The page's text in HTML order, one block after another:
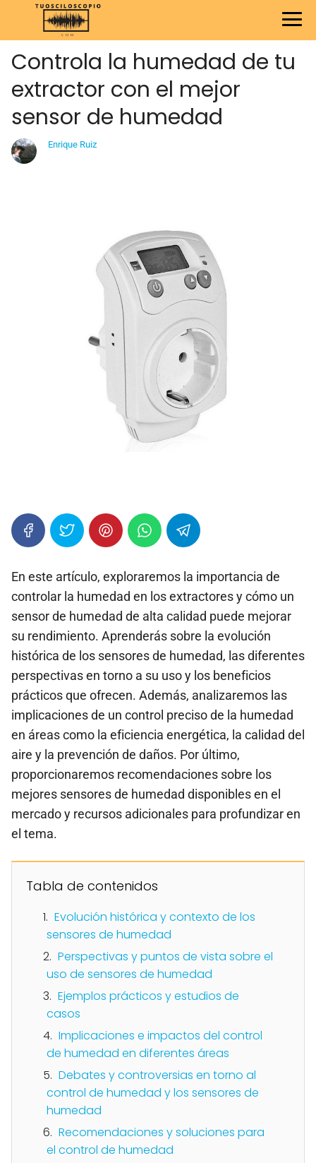
Controla la humedad de tu
extractor con el mejor
sensor de humedad
Enrique Ruiz
En este artículo, exploraremos la importancia de
controlar la humedad en los extractores y cómo un
sensor de humedad de alta calidad puede mejorar
su rendimiento. Aprenderás sobre la evolución
histórica de los sensores de humedad, las diferentes
perspectivas en torno a su uso y los beneficios
prácticos que ofrecen. Además, analizaremos las
implicaciones de un control preciso de la humedad
en áreas como la eficiencia energética, la calidad del
aire y la prevención de daños. Por último,
proporcionaremos recomendaciones sobre los
mejores sensores de humedad disponibles en el
mercado y recursos adicionales para profundizar en
el tema.
Tabla de contenidos
Evolución histórica y contexto de los
sensores de humedad
Perspectivas y puntos de vista sobre el
uso de sensores de humedad
Ejemplos prácticos y estudios de
casos
Implicaciones e impactos del control
de humedad en diferentes áreas
Debates y controversias en torno al
control de humedad y los sensores de
humedad
Recomendaciones y soluciones para
el control de humedad